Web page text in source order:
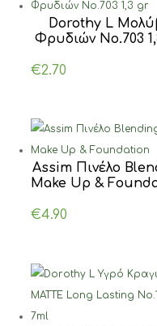
Dorothy L
Φρυδιών No.703
€2.70
Assim Πινέλο
Make Up &
€4.90